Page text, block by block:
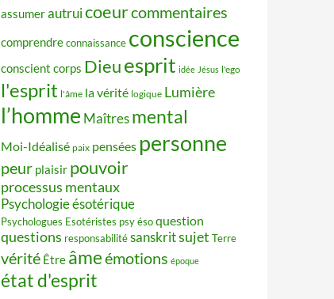
assumerautruicoeurcommentaires
comprendreconnaissance conscience
conscient corps Dieuesprit idée Jésus l'ego
l'esprit l'âme la vérité logique Lumière
l’homme Maîtres mental
Moi-Idéalisé paix pensées personne
peur plaisir pouvoir
processus mentaux
Psychologie ésotérique
Psychologues Esotéristes psy ésoquestion
questions responsabilitésanskritsujet Terre
vérité Être âmeémotions époque
état d'esprit